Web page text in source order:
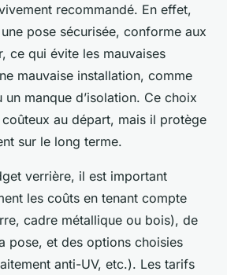
recommandé. En effet,
pose sécurisée, conforme aux
ce qui évite les mauvaises
mauvaise installation, comme
manque d’isolation. Ce choix
au départ, mais il protège
sur le long terme.
verrière, il est important
les coûts en tenant compte
cadre métallique ou bois), de
pose, et des options choisies
anti-UV, etc.). Les tarifs